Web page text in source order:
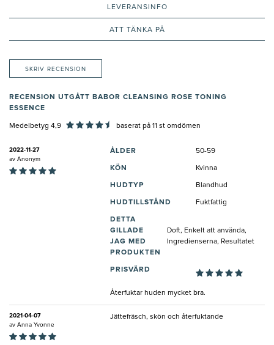
LEVERANSINFO
ATT TÄNKA PÅ
SKRIV RECENSION
RECENSION UTGÅTT BABOR CLEANSING ROSE TONING
ESSENCE
Medelbetyg 4,9 baserat på 11 st omdömen
2022-11-27
av Anonym
ÅLDER 50-59
KÖN Kvinna
HUDTYP Blandhud
HUDTILLSTÅND Fuktfattig
DETTA
GILLADE
JAG MED
PRODUKTEN
Doft, Enkelt att använda,
Ingredienserna, Resultatet
PRISVÄRD
Återfuktar huden mycket bra.
2021-04-07
av Anna Yvonne
Jättefräsch, skön och återfuktande